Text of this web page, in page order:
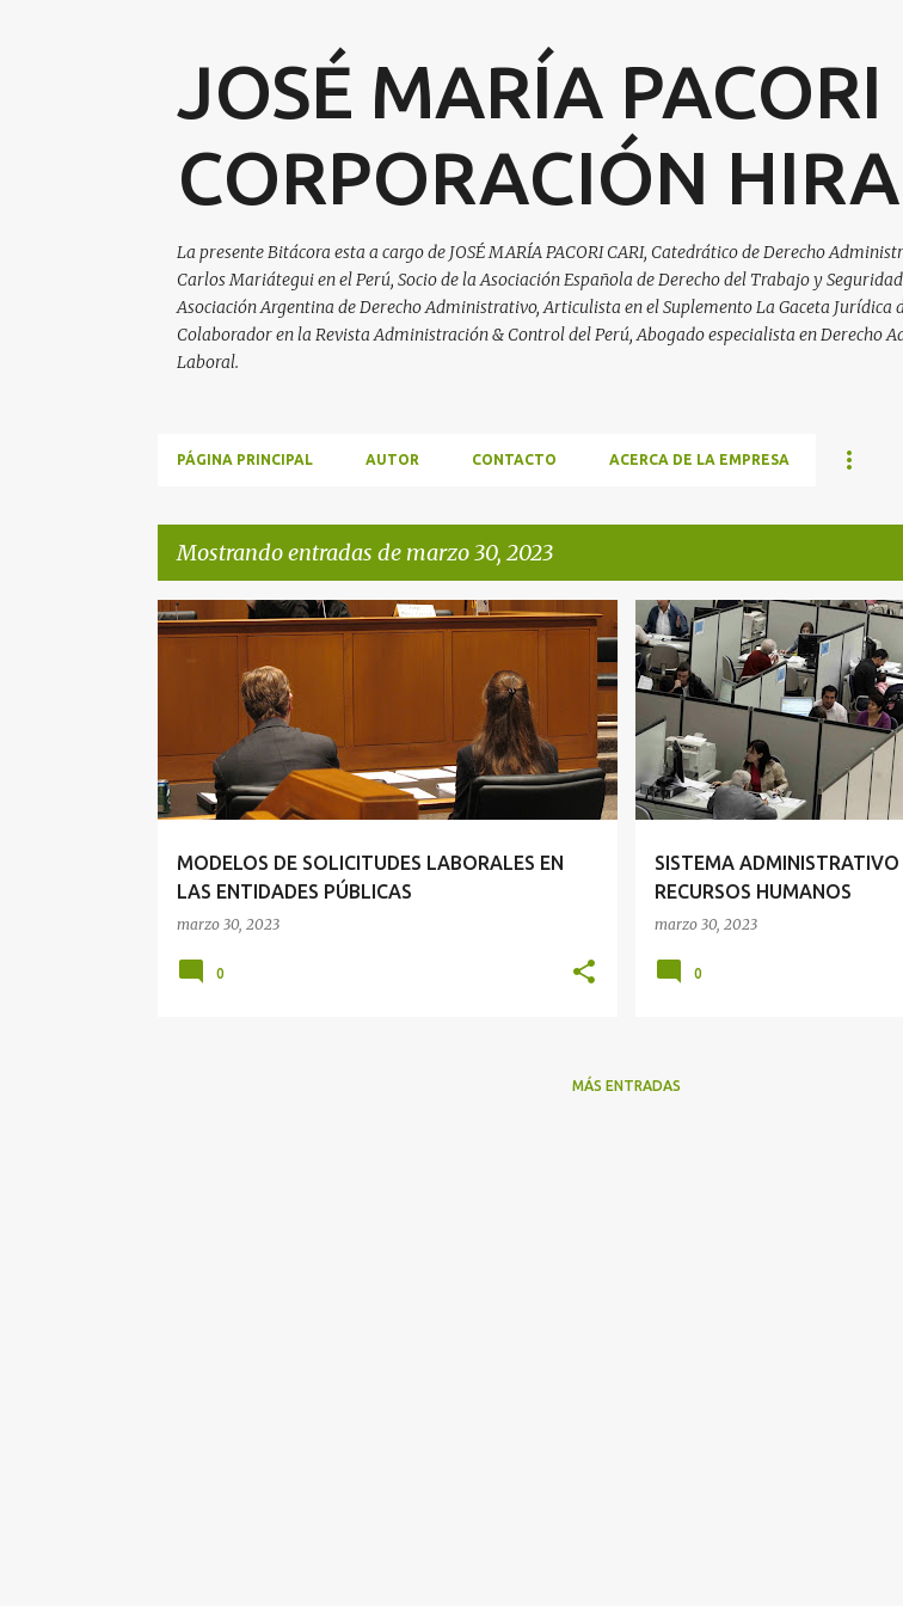
JOSÉ MARÍA PACORI
CORPORACIÓN
La presente Bitácora esta a cargo de JOSÉ MARÍA PACORI CARI, Catedrático de Derecho
Carlos Mariátegui en el Perú, Socio de la Asociación Española de Derecho del Trabajo y
Asociación Argentina de Derecho Administrativo, Articulista en el Suplemento La Gaceta Jurídica
Colaborador en la Revista Administración & Control del Perú, Abogado especialista en Derecho
Laboral.
PÁGINA PRINCIPAL AUTOR CONTACTO ACERCA DE LA EMPRESA
Mostrando entradas de marzo 30, 2023
E
a
d
MODELOS DE SOLICITUDES LABORALES EN
LAS ENTIDADES PÚBLICAS
marzo 30, 2023
DERECHO ADMINISTRATIVO
0
SISTEMA ADMINISTRATIVO
RECURSOS HUMANOS
marzo 30, 2023
GESTIÓN DE RECURSOS HUMANOS
SISTEMA ADMINISTRATIVO
0
MÁS ENTRADAS